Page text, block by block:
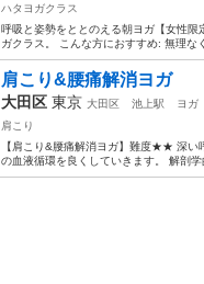
ハタヨガクラス
呼吸と姿勢をととのえる朝ヨガ【女性
ガクラス。 こんな方におすすめ: 無理な
肩こり&腰痛解消ヨガ
大田区 東京 大田区 池上駅
ヨガ
肩こり
【肩こり&腰痛解消ヨガ】難度★★ 深い
の血液循環を良くしていきます。 解剖